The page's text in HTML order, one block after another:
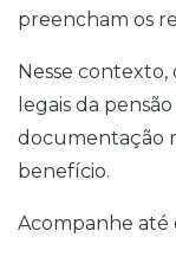
preencham os
Nesse contexto,
legais da
documentação
benefício.
Acompanhe até